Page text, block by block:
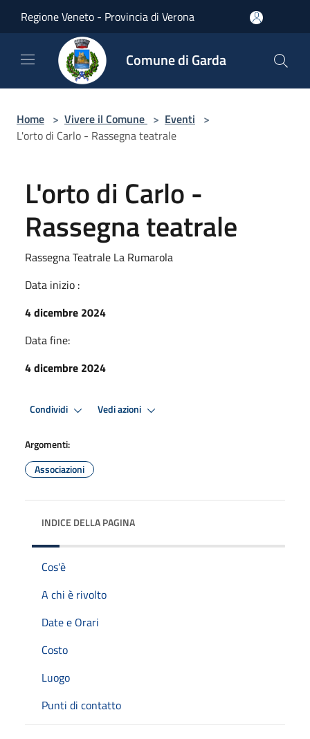
Regione Veneto - Provincia di Verona
Comune di Garda
Home > Vivere il Comune > Eventi >
L'orto di Carlo - Rassegna teatrale
L'orto di Carlo -
Rassegna teatrale
Rassegna Teatrale La Rumarola
Data inizio :
4 dicembre 2024
Data fine:
4 dicembre 2024
Condividi Vedi azioni
Argomenti:
Associazioni
INDICE DELLA PAGINA
Cos'è
A chi è rivolto
Date e Orari
Costo
Luogo
Punti di contatto